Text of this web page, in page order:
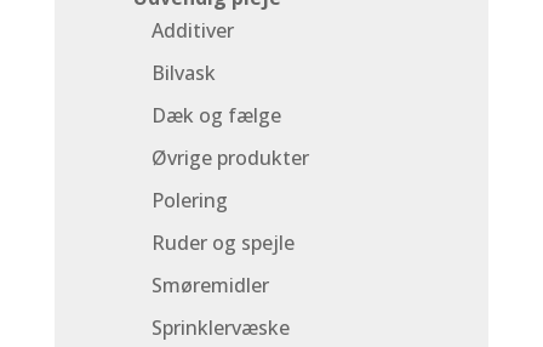
Additiver
Bilvask
Dæk og fælge
Øvrige produkter
Polering
Ruder og spejle
Smøremidler
Sprinklervæske